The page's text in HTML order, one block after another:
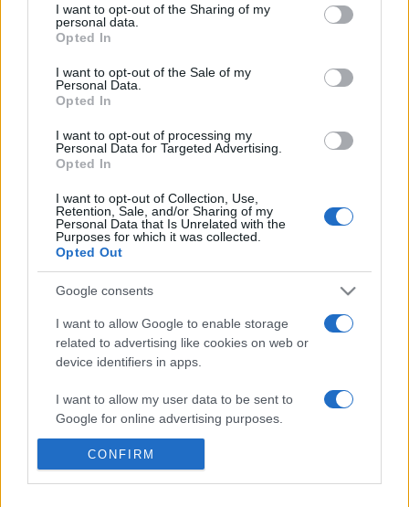
not limited to your visit or usage behaviour. You may click to
grant or deny consent to Google and its third-party tags to
use your data for below specified purposes in below Google
consent section.
I want to opt-out of the Sharing of my
personal data.
Opted In
I want to opt-out of the Sale of my
Personal Data.
Opted In
I want to opt-out of processing my
Personal Data for Targeted Advertising.
Opted In
I want to opt-out of Collection, Use,
Retention, Sale, and/or Sharing of my
Personal Data that Is Unrelated with the
Purposes for which it was collected.
Opted Out
Google consents
I want to allow Google to enable storage
related to advertising like cookies on web or
device identifiers in apps.
I want to allow my user data to be sent to
Google for online advertising purposes.
I want to allow Google to send me
personalized advertising.
CONFIRM
Szombaton és vasárnap a Városliget környékének
építészetét bemutató, kamarakoncert-betétekkel kísért
városi sétákra várják az érdeklődőket. A
Virtuóz szecesszió
című, háromórás program, amelynek középpontjában a
szecesszió és a magyar szecessziós építészetet
megteremtő Lechner Ödön munkássága áll, a BTF
vasárnap 10, 11, 14 és 15 órától. A résztvevőket arra kérik,
hogy vigyenek magukkal BKV vonaljegyet vagy bérletet.
PROGRAM
MEGOSZTÁS